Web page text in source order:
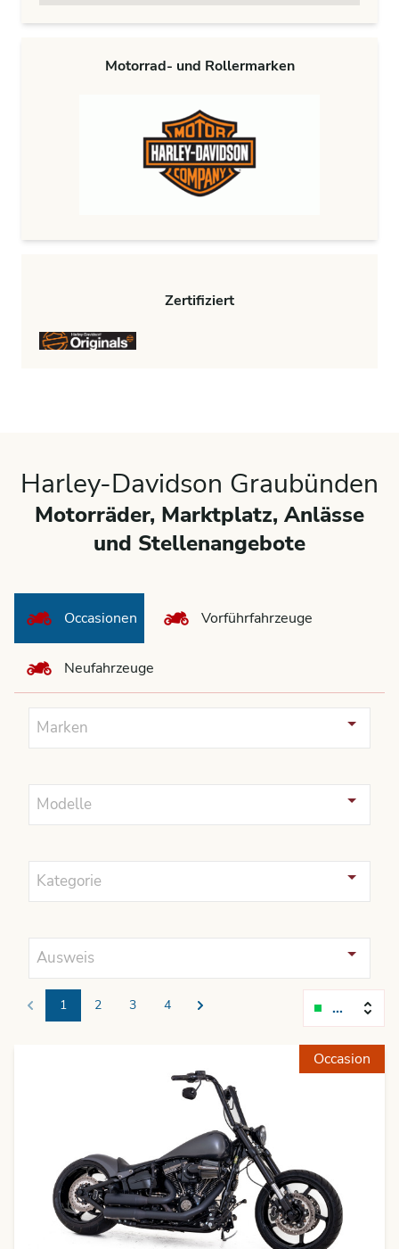
Motorrad- und Rollermarken
Zertifiziert
Harley-Davidson Graubünden
Motorräder, Marktplatz, Anlässe
und Stellenangebote
Occasionen Vorführfahrzeuge
Neufahrzeuge
Marken
Modelle
Kategorie
Ausweis
Previous
1 2 3 4 Next Relevanz
Occasion